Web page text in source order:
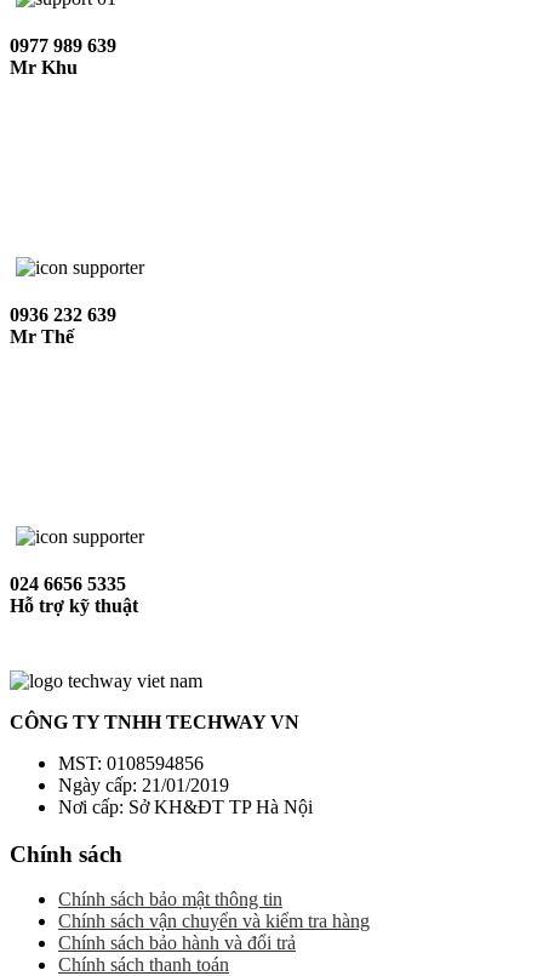
0977 989 639
Mr Khu
0936 232 639
Mr Thế
024 6656 5335
Hỗ trợ kỹ thuật
CÔNG TY TNHH TECHWAY VN
MST: 0108594856
Ngày cấp: 21/01/2019
Nơi cấp: Sở KH&ĐT TP Hà Nội
Chính sách
Chính sách bảo mật thông tin
Chính sách vận chuyển và kiểm tra hàng
Chính sách bảo hành và đổi trả
Chính sách thanh toán